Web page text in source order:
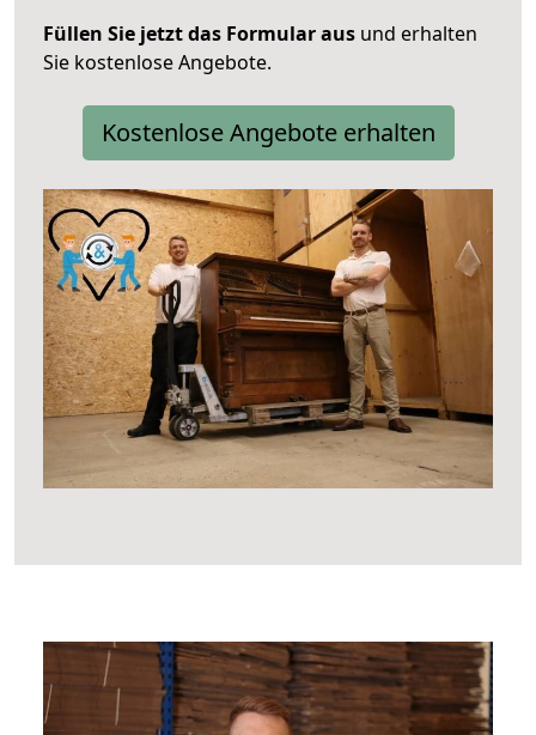
Füllen Sie jetzt das Formular aus und erhalten
Sie kostenlose Angebote.
Kostenlose Angebote erhalten